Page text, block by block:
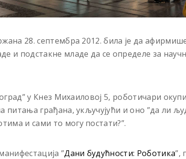
28. септембра 2012. била је да
и подстакне младе да се определе за
у Кнез Михаиловој 5, роботичари
питања грађана, укључујући и оно ”да ли
и сами то могу постати?”.
”Дани будућности: Роботика”,